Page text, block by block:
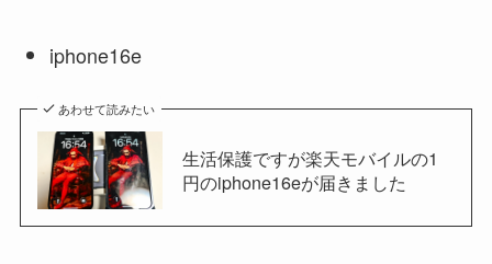
iphone16e
あわせて読みたい
生活保護ですが楽天モバイルの1
円のiphone16eが届きました